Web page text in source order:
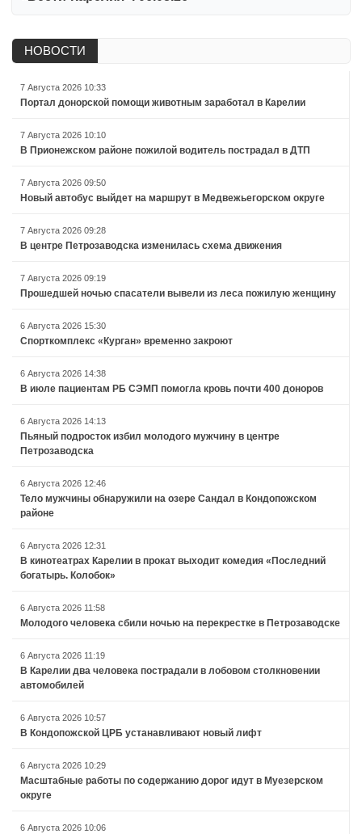
НОВОСТИ
7 Августа 2026 10:33
Портал донорской помощи животным заработал в Карелии
7 Августа 2026 10:10
В Прионежском районе пожилой водитель пострадал в ДТП
7 Августа 2026 09:50
Новый автобус выйдет на маршрут в Медвежьегорском округе
7 Августа 2026 09:28
В центре Петрозаводска изменилась схема движения
7 Августа 2026 09:19
Прошедшей ночью спасатели вывели из леса пожилую женщину
6 Августа 2026 15:30
Спорткомплекс «Курган» временно закроют
6 Августа 2026 14:38
В июле пациентам РБ СЭМП помогла кровь почти 400 доноров
6 Августа 2026 14:13
Пьяный подросток избил молодого мужчину в центре
Петрозаводска
6 Августа 2026 12:46
Тело мужчины обнаружили на озере Сандал в Кондопожском
районе
6 Августа 2026 12:31
В кинотеатрах Карелии в прокат выходит комедия «Последний
богатырь. Колобок»
6 Августа 2026 11:58
Молодого человека сбили ночью на перекрестке в Петрозаводске
6 Августа 2026 11:19
В Карелии два человека пострадали в лобовом столкновении
автомобилей
6 Августа 2026 10:57
В Кондопожской ЦРБ устанавливают новый лифт
6 Августа 2026 10:29
Масштабные работы по содержанию дорог идут в Муезерском
округе
6 Августа 2026 10:06